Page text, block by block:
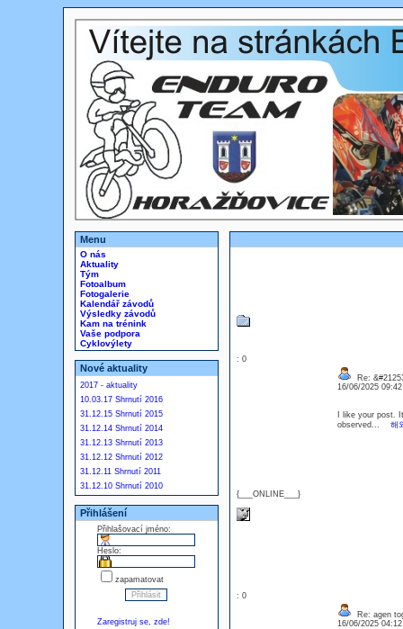
Menu
O nás
Aktuality
Tým
Fotoalbum
Fotogalerie
Kalendář závodů
Výsledky závodů
Kam na trénink
Vaše podpora
Cyklovýlety
Nové aktuality
2017 - aktuality
10.03.17 Shrnutí 2016
31.12.15 Shrnutí 2015
31.12.14 Shrnutí 2014
31.12.13 Shrnutí 2013
31.12.12 Shrnutí 2012
31.12.11 Shrnutí 2011
31.12.10 Shrnutí 2010
Přihlášení
Přihlašovací jméno:
Heslo:
zapamatovat
Zaregistruj se, zde!
: 0
{___ONLINE___}
Re:
16/06/2025
I like your post.
observed... 해
: 0
Re: agen
16/06/2025